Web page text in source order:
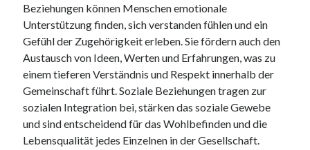
Beziehungen können Menschen emotionale
Unterstützung finden, sich verstanden fühlen und ein
Gefühl der Zugehörigkeit erleben. Sie fördern auch den
Austausch von Ideen, Werten und Erfahrungen, was zu
einem tieferen Verständnis und Respekt innerhalb der
Gemeinschaft führt. Soziale Beziehungen tragen zur
sozialen Integration bei, stärken das soziale Gewebe
und sind entscheidend für das Wohlbefinden und die
Lebensqualität jedes Einzelnen in der Gesellschaft.